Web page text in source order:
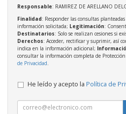
Responsable: RAMIREZ DE ARELLANO
Finalidad: Responder las consultas
información solicitada; Legitimación:
Destinatarios: Solo se realizan cesiones si
Derechos: Acceder, rectificar y suprimir, así
indica en la información adicional;
consultar la información completa de
de Privacidad.
He leído y acepto la Política de